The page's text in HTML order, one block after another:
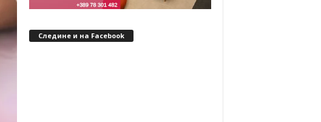
Следине и на Facebook